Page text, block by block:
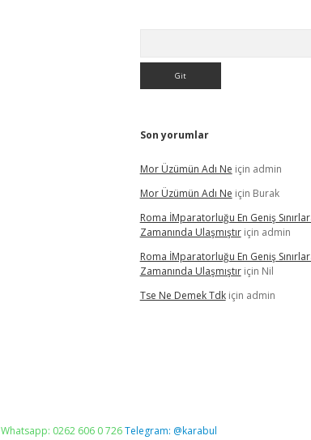
Son yorumlar
Mor Üzümün Adı Ne için admin
Mor Üzümün Adı Ne için Burak
Roma İMparatorluğu En Geniş
Zamanında Ulaşmıştıriçin admin
Roma İMparatorluğu En Geniş
Zamanında Ulaşmıştıriçin Nil
Tse Ne Demek Tdkiçin admin
Whatsapp: 0262 606 0 726Telegram: @karabul